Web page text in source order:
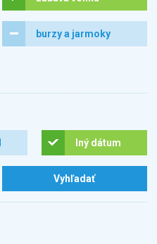
burzy a jarmoky
Iný dátum